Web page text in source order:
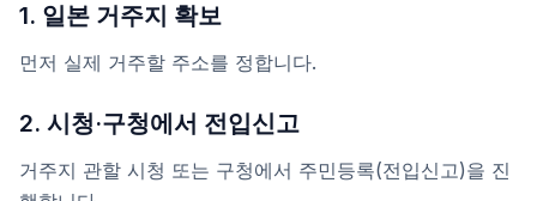
1. 일본 거주지 확보
먼저 실제 거주할 주소를 정합니다.
2. 시청·구청에서 전입신고
거주지 관할 시청 또는 구청에서 주민등록(전입신고)을 진